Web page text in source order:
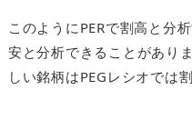
このようにPERで割高と分
安と分析できることがあり
しい銘柄はPEGレシオでは